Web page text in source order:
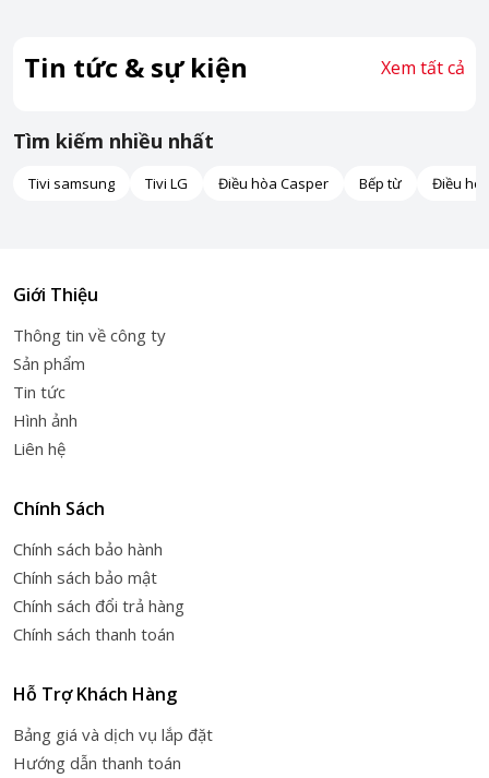
Tin tức & sự kiện Xem tất cả
Tìm kiếm nhiều nhất
Tivi samsung Tivi LG Điều hòa Casper Bếp từ Điều
Giới Thiệu
Thông tin về công ty
Sản phẩm
Tin tức
Hình ảnh
Liên hệ
Chính Sách
Chính sách bảo hành
Chính sách bảo mật
Chính sách đổi trả hàng
Chính sách thanh toán
Hỗ Trợ Khách Hàng
Bảng giá và dịch vụ lắp đặt
Hướng dẫn thanh toán